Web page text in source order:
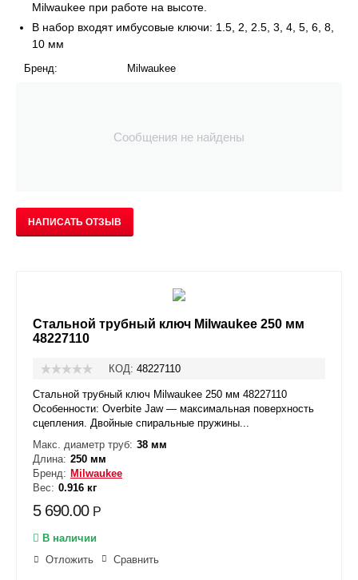
Milwaukee при работе на высоте.
В набор входят имбусовые ключи: 1.5, 2, 2.5, 3, 4, 5, 6, 8,
10 мм
Бренд: Milwaukee
Сообщения не найдены
НАПИСАТЬ ОТЗЫВ
Стальной трубный ключ Milwaukee 250 мм
48227110
КОД: 48227110
Стальной трубный ключ Milwaukee 250 мм 48227110
Особенности: Overbite Jaw — максимальная поверхность
сцепления. Двойные спиральные пружины...
Макс. диаметр труб: 38 мм
Длина: 250 мм
Бренд: Milwaukee
Вес: 0.916 кг
5 690.00 Р
В наличии
Отложить
Сравнить